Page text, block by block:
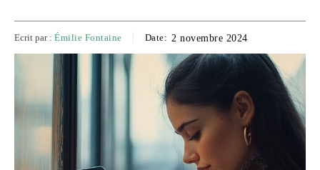
Ecrit par : Émilie Fontaine Date: 2 novembre 2024